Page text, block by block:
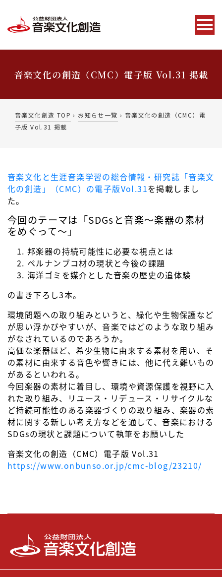
音楽文化の創造（CMC）電子版 Vol.31 掲載
音楽文化創造 TOP › お知らせ一覧 › 音楽文化の創造（CMC）電
子版 Vol.31 掲載
音楽文化と生涯音楽学習の総合情報・研究誌「音楽文
化の創造」（CMC）の電子版Vol.31を掲載しまし
た。
今回のテーマは「SDGsと音楽～楽器の素材
をめぐって～」
邦楽器の持続可能性に必要な視点とは
ペルナンブコ材の現状と今後の課題
海洋ゴミを媒介とした音楽の歴史の追体験
の書き下ろし3本。
環境問題への取り組みというと、緑化や生物保護など
が思い浮かびやすいが、音楽ではどのような取り組み
がなされているのであろうか。
高価な楽器ほど、希少生物に由来する素材を用い、そ
の素材に由来する音色や響きには、他に代え難いもの
があるといわれる。
今回楽器の素材に着目し、環境や資源保護を視野に入
れた取り組み、リユース・リデュース・リサイクルな
ど持続可能性のある楽器づくりの取り組み、楽器の素
材に関する新しい考え方などを通して、音楽における
SDGsの現状と課題について執筆をお願いした
音楽文化の創造（CMC）電子版 Vol.31
https://www.onbunso.or.jp/cmc-blog/23210/